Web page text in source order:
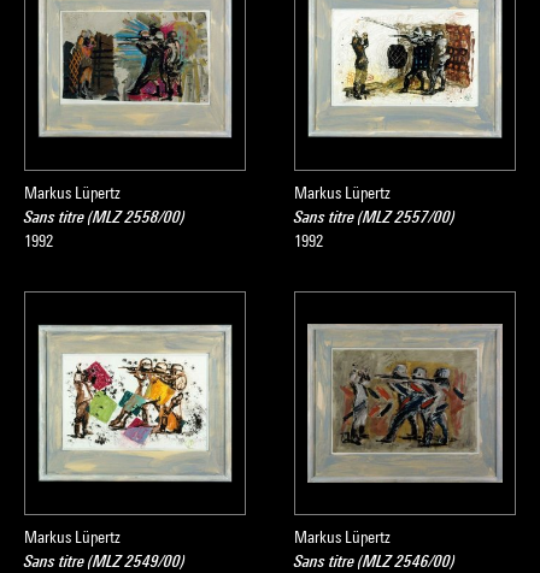
Markus Lüpertz
Sans titre (MLZ 2558/00)
1992
Markus Lüpertz
Sans titre (MLZ 2557/00)
1992
Markus Lüpertz
Sans titre (MLZ 2549/00)
Markus Lüpertz
Sans titre (MLZ 2546/00)